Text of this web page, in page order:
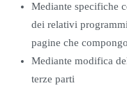
Mediante specifiche
dei relativi
pagine che
Mediante modifica
terze parti